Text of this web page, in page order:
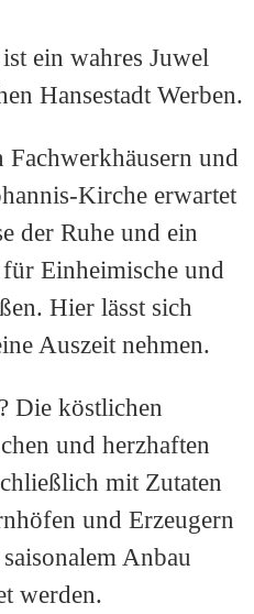
ein wahres Juwel
Hansestadt Werben.
Fachwerkhäusern und
Kirche erwartet
der Ruhe und ein
Einheimische und
Hier lässt sich
Auszeit nehmen.
Die köstlichen
und herzhaften
mit Zutaten
und Erzeugern
Anbau
werden.